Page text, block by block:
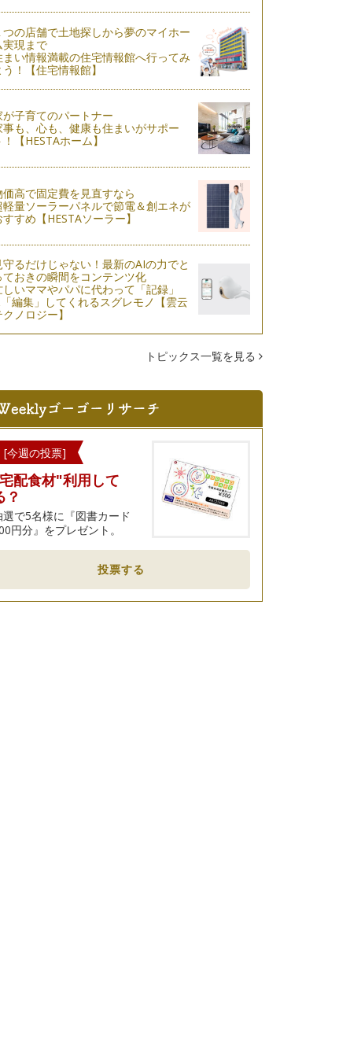
つの店舗で土地探しから夢のマイホー
実現まで
まい情報満載の住宅情報館へ行ってみ
う！【住宅情報館】
が子育てのパートナー
事も、心も、健康も住まいがサポー
！【HESTAホーム】
価高で固定費を見直すなら
軽量ソーラーパネルで節電＆創エネが
すすめ【HESTAソーラー】
守るだけじゃない！最新のAIの力でと
ておきの瞬間をコンテンツ化
しいママやパパに代わって「記録」
編集」してくれるスグレモノ【雲云
クノロジー】
トピックス一覧を見る
[今週の投票]
配食材"利用して
？
選で5名様に『図書カード
円分』をプレゼント。
投票する